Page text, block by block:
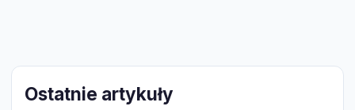
Ostatnie artykuły